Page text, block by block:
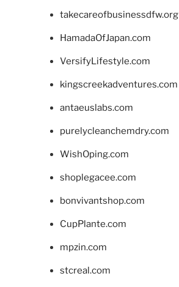
takecareofbusinessdfw.org
HamadaOfJapan.com
VersifyLifestyle.com
kingscreekadventures.com
antaeuslabs.com
purelycleanchemdry.com
WishOping.com
shoplegacee.com
bonvivantshop.com
CupPlante.com
mpzin.com
stcreal.com